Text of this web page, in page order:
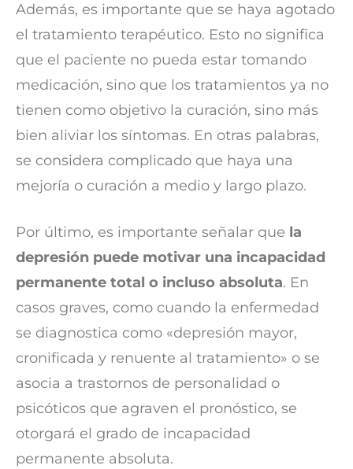
Además, es importante que se haya agotado
el tratamiento terapéutico. Esto no significa
que el paciente no pueda estar tomando
medicación, sino que los tratamientos ya no
tienen como objetivo la curación, sino más
bien aliviar los síntomas. En otras palabras,
se considera complicado que haya una
mejoría o curación a medio y largo plazo.
Por último, es importante señalar que la
depresión puede motivar una incapacidad
permanente total o incluso absoluta. En
casos graves, como cuando la enfermedad
se diagnostica como «depresión mayor,
cronificada y renuente al tratamiento» o se
asocia a trastornos de personalidad o
psicóticos que agraven el pronóstico, se
otorgará el grado de incapacidad
permanente absoluta.